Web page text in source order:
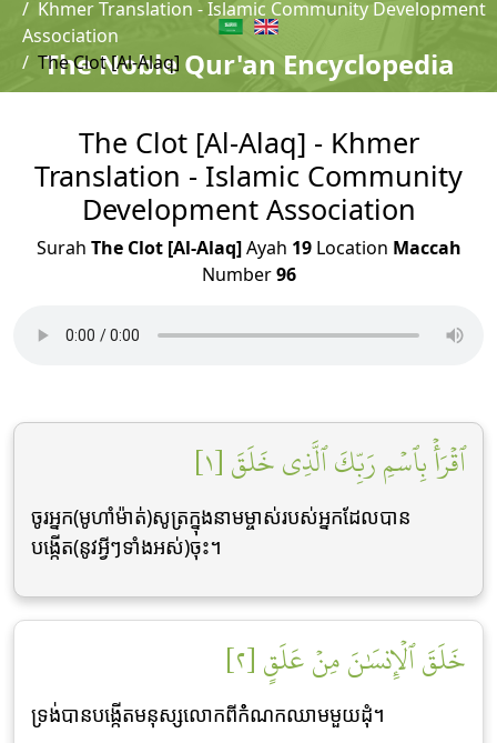
The Noble Qur'an Encyclopedia
Khmer Translation - Islamic Community Development
Association
The Clot [Al-Alaq]
The Clot [Al-Alaq] - Khmer
Translation - Islamic Community
Development Association
Surah The Clot [Al-Alaq]Ayah 19Location Maccah
Number96
ٱقۡرَأۡ بِٱسۡمِ رَبِّكَ ٱلَّذِي خَلَقَ [١]
ចូរអ្នក(មូហាំម៉ាត់)សូត្រក្នុងនាមម្ចាស់របស់អ្នកដែលបាន
បង្កើត(នូវអ្វីៗទាំងអស់)ចុះ។
خَلَقَ ٱلۡإِنسَٰنَ مِنۡ عَلَقٍ [٢]
ទ្រង់បានបង្កើតមនុស្សលោកពីកំំណកឈាមមួយដុំ។